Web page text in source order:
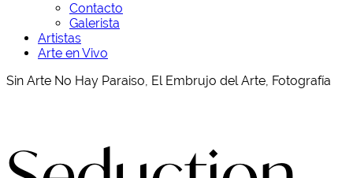
Contacto
Galerista
Artistas
Arte en Vivo
Sin Arte No Hay Paraiso, El Embrujo del Arte, Fotografía